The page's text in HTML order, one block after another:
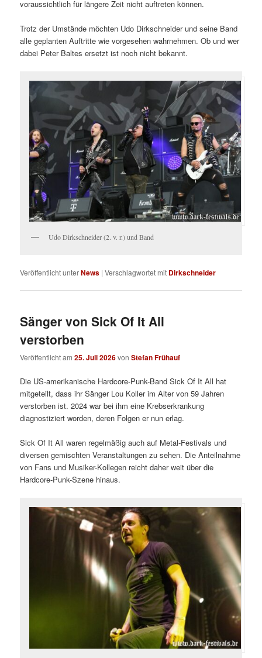
voraussichtlich für längere Zeit nicht auftreten können.
Trotz der Umstände möchten Udo Dirkschneider und seine Band
alle geplanten Auftritte wie vorgesehen wahrnehmen. Ob und wer
dabei Peter Baltes ersetzt ist noch nicht bekannt.
Udo Dirkschneider (2. v. r.) und Band
Veröffentlicht unterNews |Verschlagwortet mit Dirkschneider
Sänger von Sick Of It All
verstorben
Veröffentlicht am25. Juli 2026vonStefan Frühauf
Die US-amerikanische Hardcore-Punk-Band Sick Of It All hat
mitgeteilt, dass ihr Sänger Lou Koller im Alter von 59 Jahren
verstorben ist. 2024 war bei ihm eine Krebserkrankung
diagnostiziert worden, deren Folgen er nun erlag.
Sick Of It All waren regelmäßig auch auf Metal-Festivals und
diversen gemischten Veranstaltungen zu sehen. Die Anteilnahme
von Fans und Musiker-Kollegen reicht daher weit über die
Hardcore-Punk-Szene hinaus.